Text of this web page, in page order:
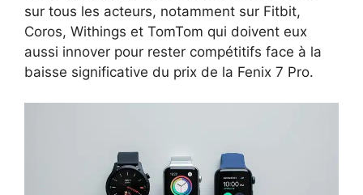
sur tous les acteurs, notamment sur Fitbit,
Coros, Withings et TomTom qui doivent eux
aussi innover pour rester compétitifs face à la
baisse significative du prix de la Fenix 7 Pro.